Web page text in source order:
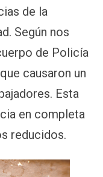
de la
Según nos
de Policía
causaron un
Esta
en completa
reducidos.